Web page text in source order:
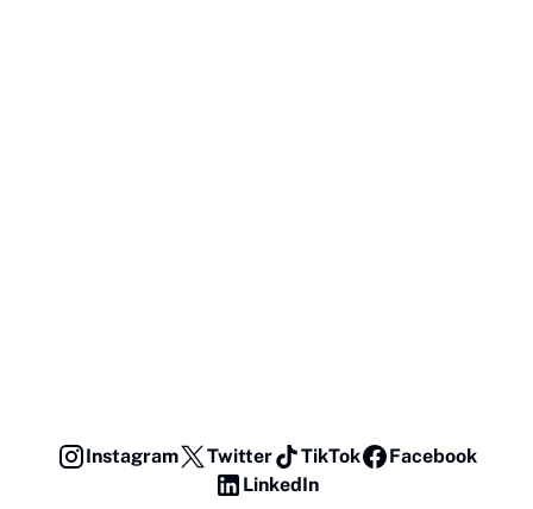
Instagram Twitter TikTok
Facebook
LinkedIn